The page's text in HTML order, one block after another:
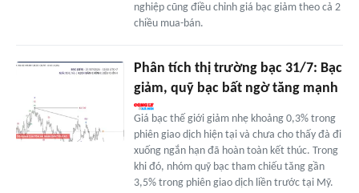
nghiệp cũng điều chỉnh giá bạc giảm theo cả 2
chiều mua-bán.
Phân tích thị trường bạc 31/7: Bạc
giảm, quỹ bạc bất ngờ tăng mạnh
Giá bạc thế giới giảm nhẹ khoảng 0,3% trong
phiên giao dịch hiện tại và chưa cho thấy đà đi
xuống ngắn hạn đã hoàn toàn kết thúc. Trong
khi đó, nhóm quỹ bạc tham chiếu tăng gần
3,5% trong phiên giao dịch liền trước tại Mỹ.